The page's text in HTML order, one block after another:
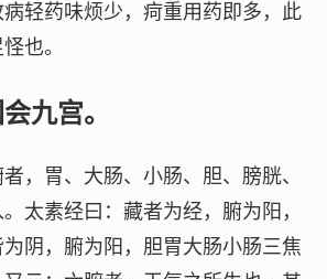
轻药味烦少，疴重用药即多，此
也。
九宫。
，胃、大肠、小肠、胆、膀胱、
太素经曰：藏者为经，腑为阳，
阴，腑为阳，胆胃大肠小肠三焦